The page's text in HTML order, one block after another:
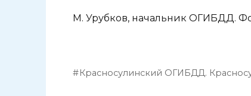
М. Урубков, начальник ОГИБДД.
Красносулинский ОГИБДД.